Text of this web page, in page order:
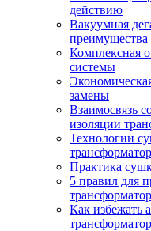
действию
Вакуумная
преимущества
Комплексная
системы
замены
Взаимосвязь
изоляции
Технологии
Практика
5 правил для
Как избежать